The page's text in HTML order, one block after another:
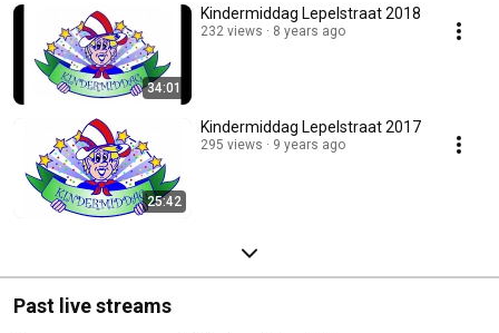
34:01
Kindermiddag Lepelstraat 2018
232 views 8 years ago
25:42
Kindermiddag Lepelstraat 2017
295 views 9 years ago
Past live streams